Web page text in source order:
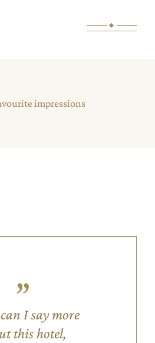
impressions
I say more
this hotel,